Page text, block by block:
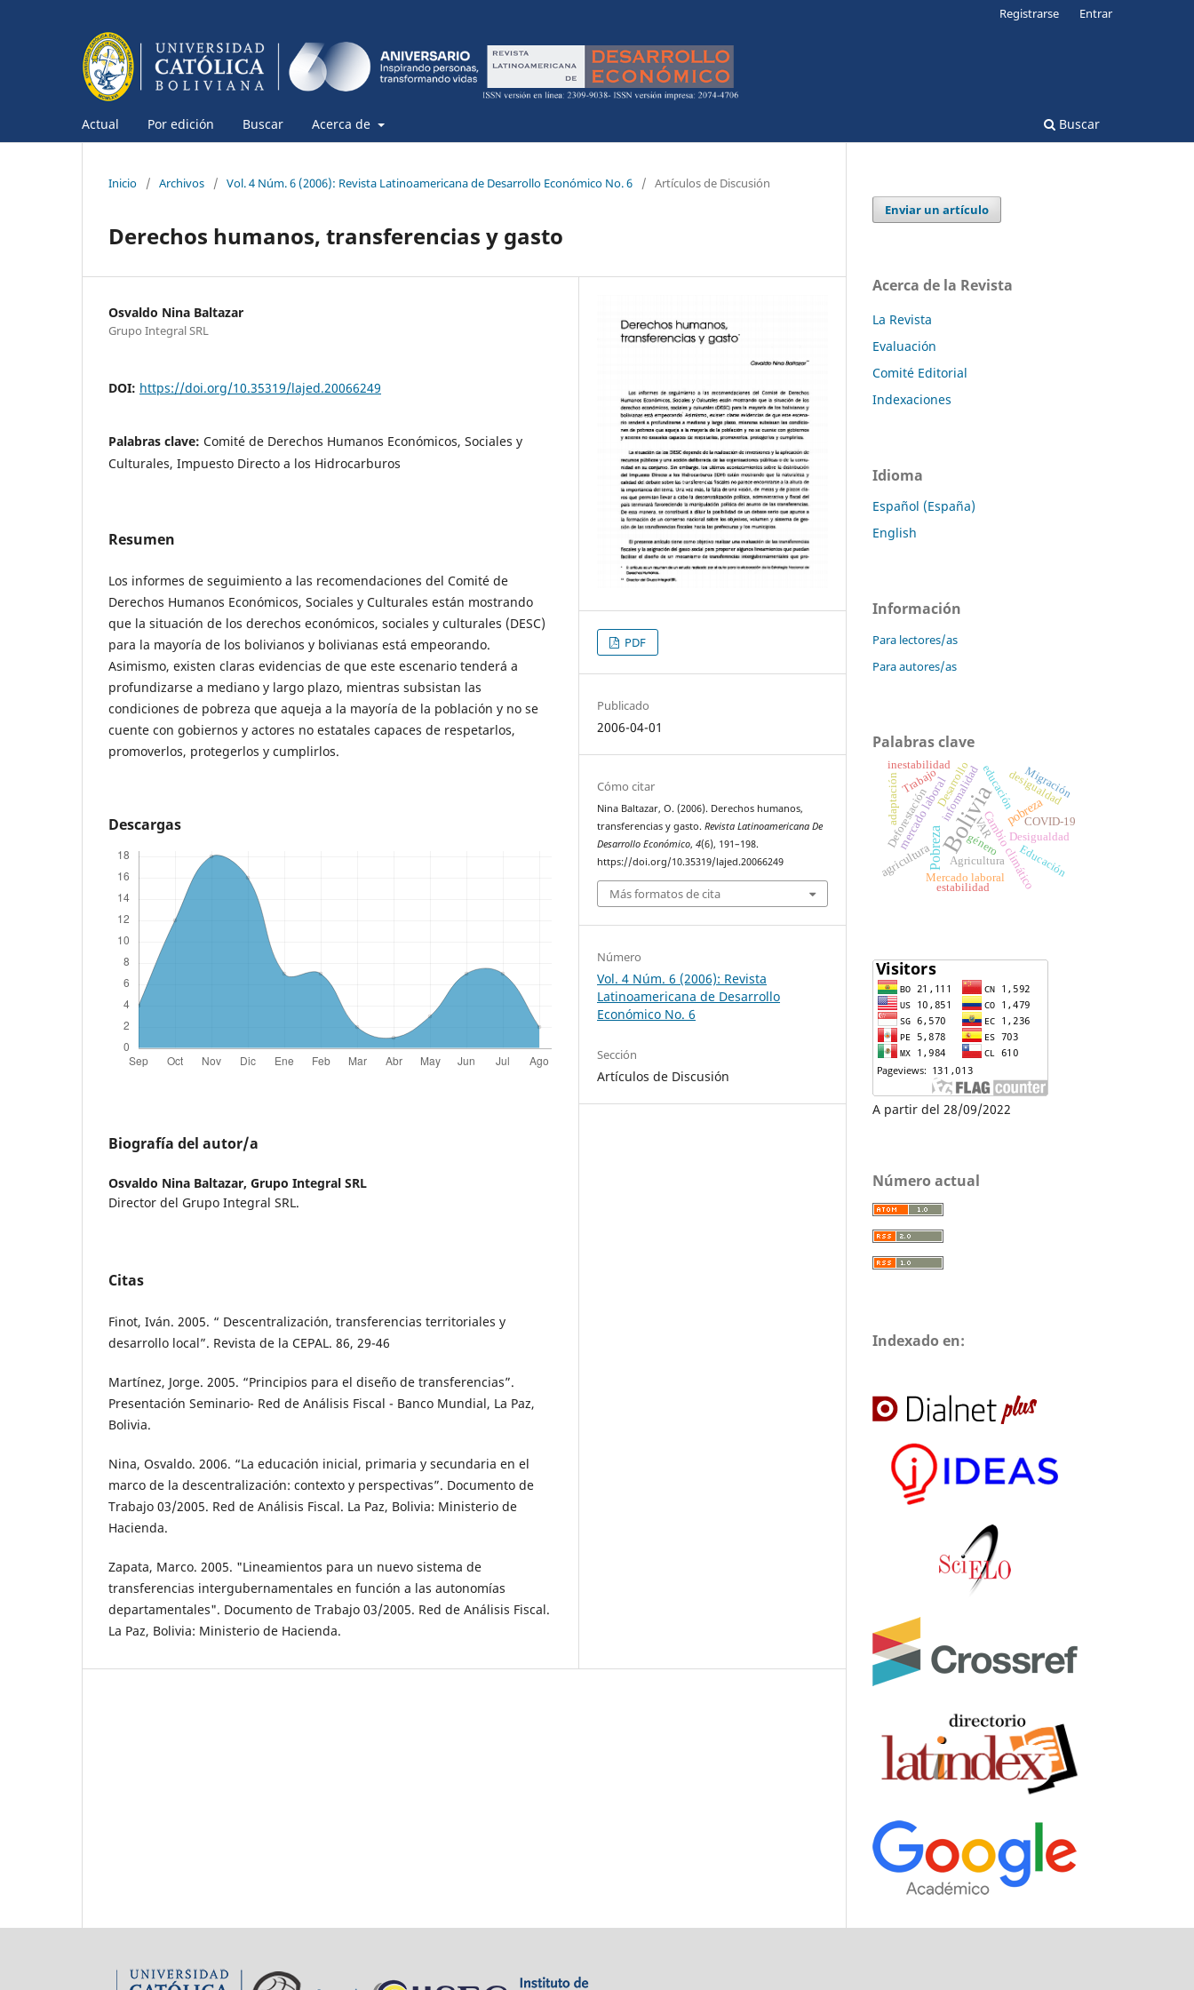
Actual Por edición Buscar Acerca de Buscar
Registrarse Entrar
Inicio / Archivos / Vol. 4 Núm. 6 (2006): Revista Latinoamericana de Desarrollo Económico No. 6 / Artículos de Discusión
Derechos humanos, transferencias y gasto
Osvaldo Nina Baltazar
Grupo Integral SRL
DOI: https://doi.org/10.35319/lajed.20066249
Palabras clave: Comité de Derechos Humanos Económicos, Sociales y
Culturales, Impuesto Directo a los Hidrocarburos
Resumen
Los informes de seguimiento a las recomendaciones del Comité de
Derechos Humanos Económicos, Sociales y Culturales están mostrando
que la situación de los derechos económicos, sociales y culturales (DESC)
para la mayoría de los bolivianos y bolivianas está empeorando.
Asimismo, existen claras evidencias de que este escenario tenderá a
profundizarse a mediano y largo plazo, mientras subsistan las
condiciones de pobreza que aqueja a la mayoría de la población y no se
cuente con gobiernos y actores no estatales capaces de respetarlos,
promoverlos, protegerlos y cumplirlos.
Descargas
Biografía del autor/a
Osvaldo Nina Baltazar, Grupo Integral SRL
Director del Grupo Integral SRL.
Citas
Finot, Iván. 2005. “ Descentralización, transferencias territoriales y
desarrollo local”. Revista de la CEPAL. 86, 29-46
Martínez, Jorge. 2005. “Principios para el diseño de transferencias”.
Presentación Seminario- Red de Análisis Fiscal - Banco Mundial, La Paz,
Bolivia.
Nina, Osvaldo. 2006. “La educación inicial, primaria y secundaria en el
marco de la descentralización: contexto y perspectivas”. Documento de
Trabajo 03/2005. Red de Análisis Fiscal. La Paz, Bolivia: Ministerio de
Hacienda.
Zapata, Marco. 2005. "Lineamientos para un nuevo sistema de
transferencias intergubernamentales en función a las autonomías
departamentales". Documento de Trabajo 03/2005. Red de Análisis Fiscal.
La Paz, Bolivia: Ministerio de Hacienda.
PDF
Publicado
2006-04-01
Cómo citar
Nina Baltazar, O. (2006). Derechos humanos,
transferencias y gasto.Revista Latinoamericana De
Desarrollo Económico,4(6), 191–198.
https://doi.org/10.35319/lajed.20066249
Más formatos de cita
Número
Vol. 4 Núm. 6 (2006): Revista
Latinoamericana de Desarrollo
Económico No. 6
Sección
Artículos de Discusión
Enviar un artículo
Acerca de la Revista
La Revista
Evaluación
Comité Editorial
Indexaciones
Idioma
Español (España)
English
Información
Para lectores/as
Para autores/as
Palabras clave
Bolivia
Pobreza
pobreza
Cambio climático
mercado laboral
agricultura
Desigualdad
Agricultura
educacióndesigualdad
Migración
informalidad
Mercado laboral
Deforestación
TrabajoDesarrollo
COVID-19
VAR
Educación
género
adaptación
inestabilidad
estabilidad
A partir del 28/09/2022
Número actual
Indexado en: